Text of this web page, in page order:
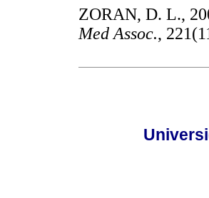
ZORAN, D. L.,
Med Assoc.,